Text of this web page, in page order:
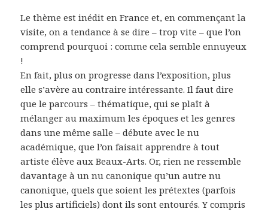
Le thème est inédit en France et, en commençant la
visite, on a tendance à se dire – trop vite – que l’on
comprend pourquoi : comme cela semble ennuyeux
!
En fait, plus on progresse dans l’exposition, plus
elle s’avère au contraire intéressante. Il faut dire
que le parcours – thématique, qui se plaît à
mélanger au maximum les époques et les genres
dans une même salle – débute avec le nu
académique, que l’on faisait apprendre à tout
artiste élève aux Beaux-Arts. Or, rien ne ressemble
davantage à un nu canonique qu’un autre nu
canonique, quels que soient les prétextes (parfois
les plus artificiels) dont ils sont entourés. Y compris